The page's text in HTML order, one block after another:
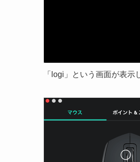
「logi」という画面が表示